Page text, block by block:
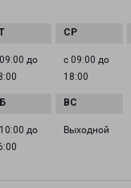
до
с 09:00 до
18:00
до
Выходной